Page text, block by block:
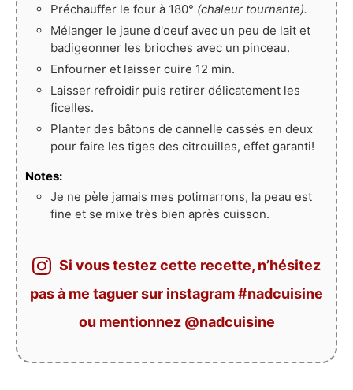
Préchauffer le four à 180° (chaleur tournante).
Mélanger le jaune d'oeuf avec un peu de lait et
badigeonner les brioches avec un pinceau.
Enfourner et laisser cuire 12 min.
Laisser refroidir puis retirer délicatement les
ficelles.
Planter des bâtons de cannelle cassés en deux
pour faire les tiges des citrouilles, effet garanti!
Notes:
Je ne pèle jamais mes potimarrons, la peau est
fine et se mixe très bien après cuisson.
Si vous testez cette recette, n’hésitez
pas à me taguer sur instagram #nadcuisine
ou mentionnez @nadcuisine